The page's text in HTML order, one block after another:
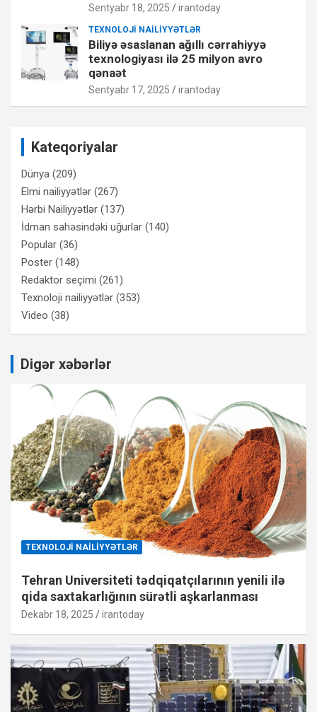
Sentyabr 18, 2025 irantoday
TEXNOLOJI NAILIYYƏTLƏR
Biliyə əsaslanan ağıllı cərrahiyyə
texnologiyası ilə 25 milyon avro
qənaət
Sentyabr 17, 2025 irantoday
Kateqoriyalar
Dünya (209)
Elmi nailiyyətlər (267)
Hərbi Nailiyyətlər (137)
İdman sahəsindəki uğurlar (140)
Popular (36)
Poster (148)
Redaktor seçimi (261)
Texnoloji nailiyyətlər (353)
Video (38)
Digər xəbərlər
TEXNOLOJI NAILIYYƏTLƏR
Tehran Universiteti tədqiqatçılarının yenili ilə
qida saxtakarlığının sürətli aşkarlanması
Dekabr 18, 2025 irantoday